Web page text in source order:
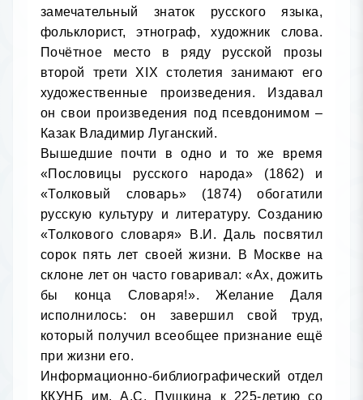
замечательный знаток русского языка,
фольклорист, этнограф, художник слова.
Почётное место в ряду русской прозы
второй трети XIX столетия занимают его
художественные произведения. Издавал
он свои произведения под псевдонимом –
Казак Владимир Луганский.
Вышедшие почти в одно и то же время
«Пословицы русского народа» (1862) и
«Толковый словарь» (1874) обогатили
русскую культуру и литературу. Созданию
«Толкового словаря» В.И. Даль посвятил
сорок пять лет своей жизни. В Москве на
склоне лет он часто говаривал: «Ах, дожить
бы конца Словаря!». Желание Даля
исполнилось: он завершил свой труд,
который получил всеобщее признание ещё
при жизни его.
Информационно-библиографический отдел
ККУНБ им. А.С. Пушкина к 225-летию со